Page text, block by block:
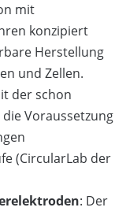
mit
konzipiert
Herstellung
und Zellen.
der schon
Voraussetzung
(CircularLab der
: Der